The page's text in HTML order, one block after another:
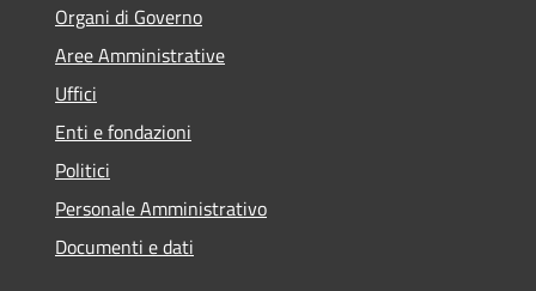
Organi di Governo
Aree Amministrative
Uffici
Enti e fondazioni
Politici
Personale Amministrativo
Documenti e dati